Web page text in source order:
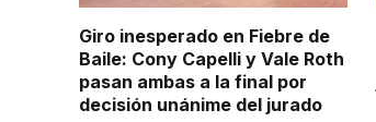
Giro inesperado en Fiebre de
Baile: Cony Capelli y Vale Roth
pasan ambas a la final por
decisión unánime del jurado